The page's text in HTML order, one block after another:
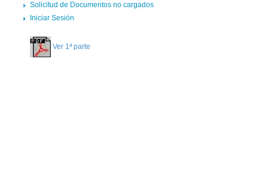
Solicitud de Documentos no cargados
Iniciar Sesión
Ver 1ª parte